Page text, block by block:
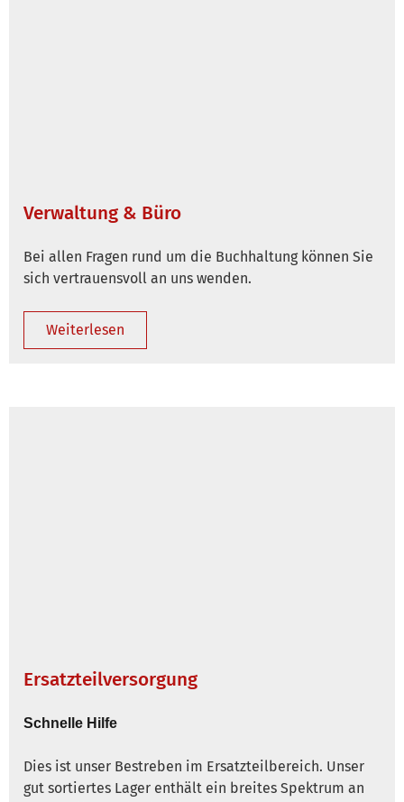
Verwaltung & Büro
Bei allen Fragen rund um die Buchhaltung können Sie
sich vertrauensvoll an uns wenden.
Weiterlesen
Ersatzteilversorgung
Schnelle Hilfe
Dies ist unser Bestreben im Ersatzteilbereich. Unser
gut sortiertes Lager enthält ein breites Spektrum an